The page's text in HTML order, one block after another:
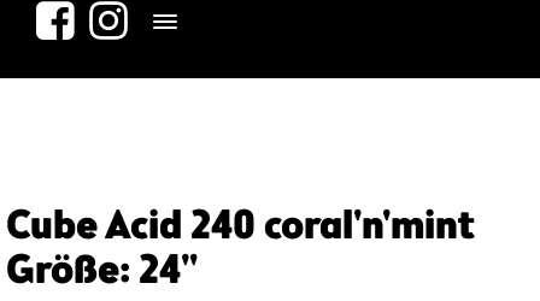
Toggle navigation
Cube Acid 240 coral'n'mint
Größe: 24"